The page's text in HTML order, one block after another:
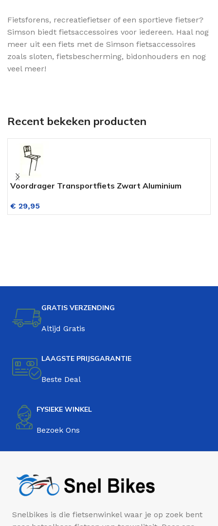
Fietsforens, recreatiefietser of een sportieve fietser?
Simson biedt fietsaccessoires voor iedereen. Haal nog
meer uit een fiets met de Simson fietsaccessoires
zoals sloten, fietsbescherming, bidonhouders en nog
veel meer!
Recent bekeken producten
Voordrager Transportfiets Zwart Aluminium
€ 29,95
GRATIS VERZENDING
Altijd Gratis
LAAGSTE PRIJSGARANTIE
Beste Deal
FYSIEKE WINKEL
Bezoek Ons
Snelbikes is die fietsenwinkel waar je op zoek bent